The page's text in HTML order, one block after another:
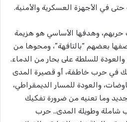
حتى في الأجهزة العسكرية والأمنية.
حربهم، وهدفها الأساسي هو هزيمة
بعضهم “بالتافهة”، ومحوها من
والعودة للسلطة على بحار من الدماء.
في حرب خاطفة، أو قصيرة المدى
والعودة للمسار الديمقراطي،
وما تعنيه من ضرورة تفكيك
شاملة وطويلة المدى.. حرب